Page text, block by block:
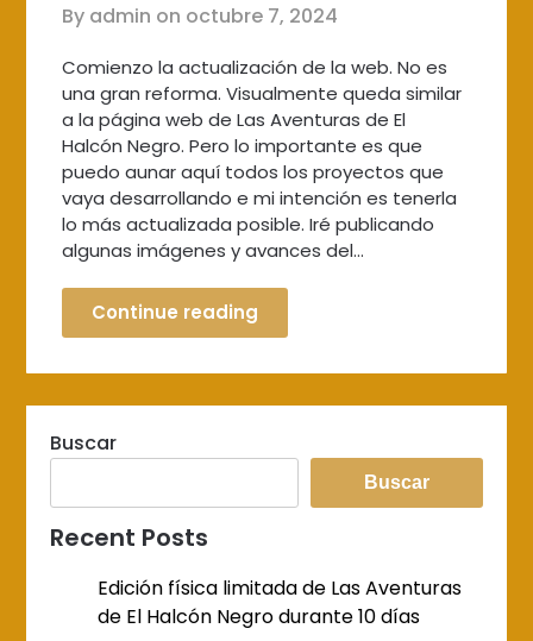
By admin on octubre 7, 2024
Comienzo la actualización de la web. No es
una gran reforma. Visualmente queda similar
a la página web de Las Aventuras de El
Halcón Negro. Pero lo importante es que
puedo aunar aquí todos los proyectos que
vaya desarrollando e mi intención es tenerla
lo más actualizada posible. Iré publicando
algunas imágenes y avances del…
Continue reading
Buscar
Buscar
Recent Posts
Edición física limitada de Las Aventuras
de El Halcón Negro durante 10 días